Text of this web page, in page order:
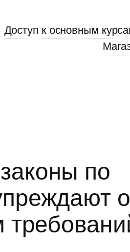
Доступ к основным
по
о